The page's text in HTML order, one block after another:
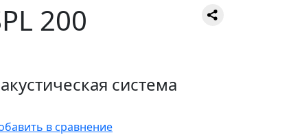
200
система
в сравнение